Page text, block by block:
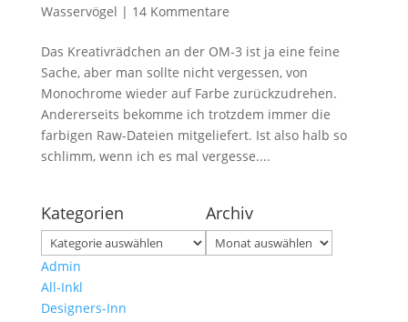
Wasservögel | 14 Kommentare
Das Kreativrädchen an der OM-3 ist ja eine feine
Sache, aber man sollte nicht vergessen, von
Monochrome wieder auf Farbe zurückzudrehen.
Andererseits bekomme ich trotzdem immer die
farbigen Raw-Dateien mitgeliefert. Ist also halb so
schlimm, wenn ich es mal vergesse....
Kategorien
Kategorien
Archiv
Archiv
Admin
All-Inkl
Designers-Inn